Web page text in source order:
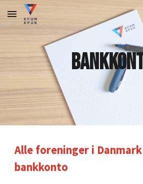
Skip to main content
Alle foreninger i
bankkonto